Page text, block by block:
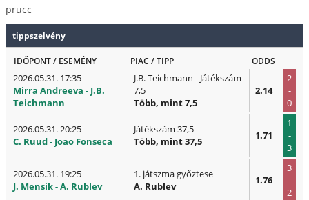
prucc
tippszelvény
IDŐPONT / ESEMÉNY PIAC / TIPP ODDS
2026.05.31. 17:35
Mirra Andreeva - J.B.
Teichmann
J.B. Teichmann - Játékszám
7,5
Több, mint 7,5
2.14
2
-
0
2026.05.31. 20:25
C. Ruud - Joao Fonseca
Játékszám 37,5
Több, mint 37,5
1.71
1
-
3
2026.05.31. 19:25
J. Mensik - A. Rublev
1. játszma győztese
A. Rublev
1.76
3
-
2